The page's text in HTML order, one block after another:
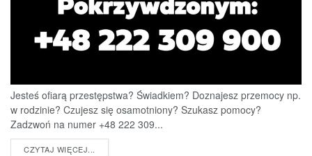
Jesteś ofiarą przestępstwa? Świadkiem? Doznajesz przemocy np.
w rodzinie? Czujesz się osamotniony? Szukasz pomocy?
Zadzwoń na numer +48 222 309...
CZYTAJ WIĘCEJ...